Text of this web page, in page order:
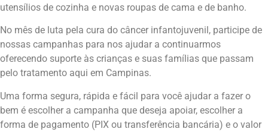
utensílios de cozinha e novas roupas de cama e de banho.
No mês de luta pela cura do câncer infantojuvenil, participe de
nossas campanhas para nos ajudar a continuarmos
oferecendo suporte às crianças e suas famílias que passam
pelo tratamento aqui em Campinas.
Uma forma segura, rápida e fácil para você ajudar a fazer o
bem é escolher a campanha que deseja apoiar, escolher a
forma de pagamento (PIX ou transferência bancária) e o valor